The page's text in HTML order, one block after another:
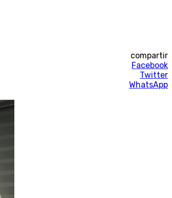
compartir
Facebook
Twitter
WhatsApp